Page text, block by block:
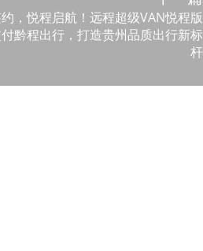
，悦程启航！远程超级VAN悦程版
黔程出行，打造贵州品质出行新标
杆